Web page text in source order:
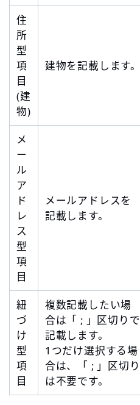
住
所
型
項
目
(建
物)
建物を記載します。
メ
ー
ル
ア
ド
レ
ス
型
項
目
メールアドレスを
記載します。
紐
づ
け
型
項
目
複数記載したい場
合は「 ; 」区切りで
記載します。
1つだけ選択する場
合は、「 ; 」区切り
は不要です。